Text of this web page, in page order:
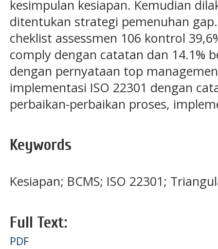
kesimpulan kesiapan. Kemudian
ditentukan strategi pemenuhan
cheklist assessmen 106 kontrol
comply dengan catatan dan 14.1%
dengan pernyataan top
implementasi ISO 22301 dengan
perbaikan-perbaikan proses,
Keywords
Kesiapan; BCMS; ISO 22301;
Full Text:
PDF